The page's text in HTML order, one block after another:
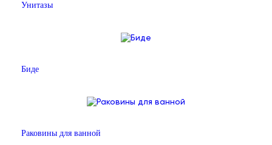
Унитазы
Биде
Раковины для ванной